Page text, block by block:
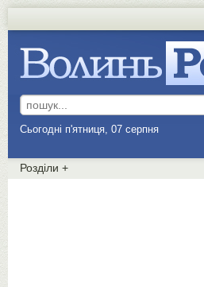
Сьогодні п'ятниця, 07 серпня
Розділи +